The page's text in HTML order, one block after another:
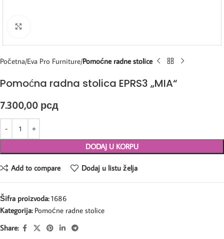
Početna Eva Pro Furniture Pomoćne radne stolice
Pomoćna radna stolica EPRS3 „MIA“
7.300,00 рсд
DODAJ U KORPU
Add to compare Dodaj u listu želja
Šifra proizvoda:1686
Kategorija: Pomoćne radne stolice
Share: